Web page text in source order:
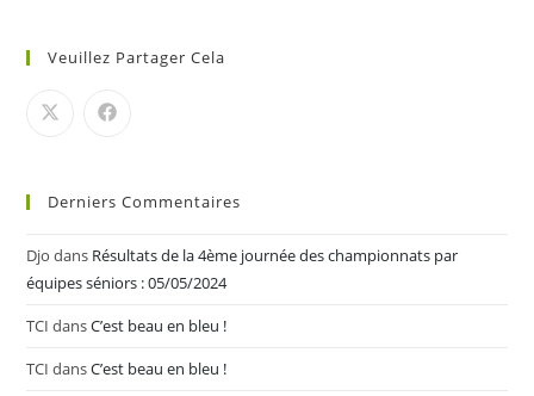
Veuillez Partager Cela
Derniers Commentaires
Djo dans Résultats de la 4ème journée des championnats par
équipes séniors : 05/05/2024
TCI dansC’est beau en bleu !
TCI dansC’est beau en bleu !